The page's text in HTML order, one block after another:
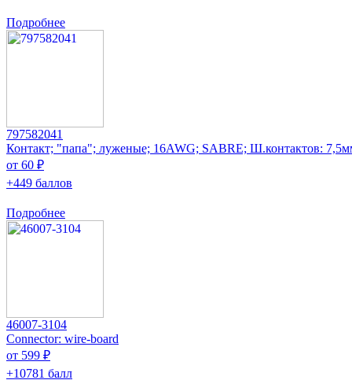
Подробнее
797582041
Контакт; "папа"; луженые; 16AWG; SABRE; Ш.контактов:
от 60 ₽
+449 баллов
Подробнее
46007-3104
Connector: wire-board
от 599 ₽
+10781 балл